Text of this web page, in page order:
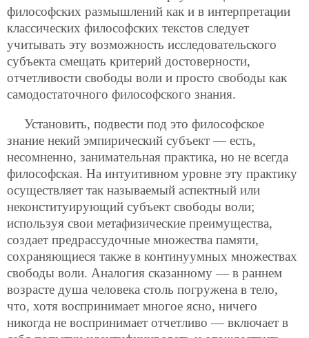
философских размышлений как и в интерпретации
классических философских текстов следует
учитывать эту возможность исследовательского
субъекта смещать критерий достоверности,
отчетливости свободы воли и просто свободы как
самодостаточного философского знания.
Установить, подвести под это философское
знание некий эмпирический субъект — есть,
несомненно, занимательная практика, но не всегда
философская. На интуитивном уровне эту практику
осуществляет так называемый аспектный или
неконституирующий субъект свободы воли;
используя свои метафизические преимущества,
создает предрассудочные множества памяти,
сохраняющиеся также в континуумных множествах
свободы воли. Аналогия сказанному — в раннем
возрасте душа человека столь погружена в тело,
что, хотя воспринимает многое ясно, ничего
никогда не воспринимает отчетливо — включает в